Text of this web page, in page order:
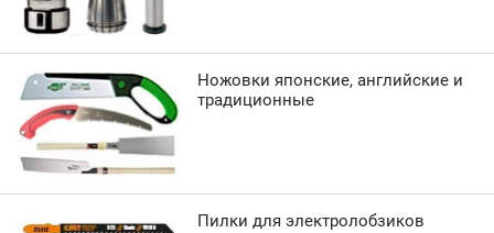
Ножовки японские, английские и
традиционные
Пилки для электролобзиков